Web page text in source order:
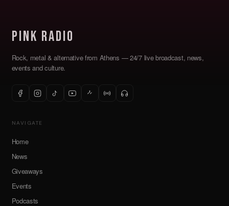
Pink Radio
Rock, metal & alternative from Athens — 24/7 live broadcast, news,
events and culture.
NAVIGATE
Home
News
Giveaways
Events
Podcasts